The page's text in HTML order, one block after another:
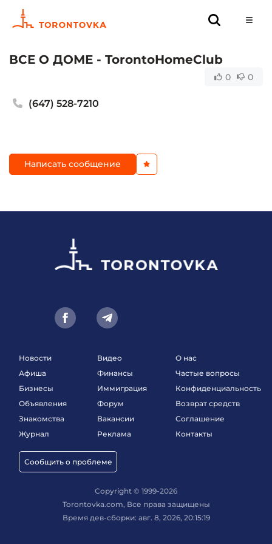
ВСЕ О ДОМЕ - TorontoHomeClub
0 0
(647) 528-7210
Написать сообщение
Новости
Афиша
Бизнесы
Объявления
Знакомства
Журнал
Сообщить о проблеме
Видео
Финансы
Иммиграция
Форум
Вакансии
Реклама
О нас
Частые вопросы
Конфиденциальность
Возврат средств
Соглашение
Контакты
Copyright © 1999-2026
Torontovka.com, Все права защищены
Время дев-сборки: авг. 8, 2026, 20:15:19